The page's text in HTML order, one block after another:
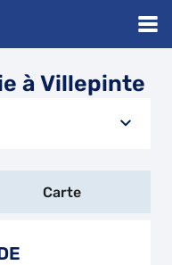
à Villepinte
Carte